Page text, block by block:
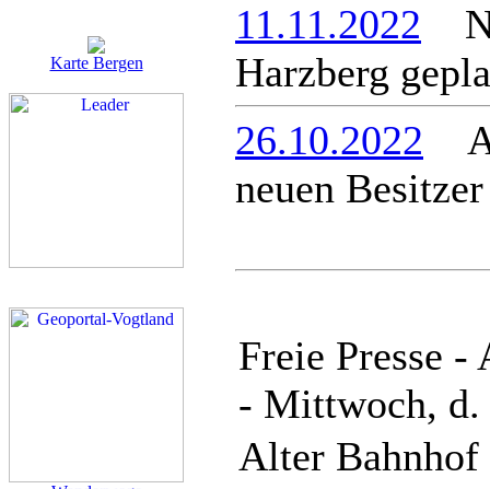
Karte Bergen
11.11.2022
Harzberg
26.10.2022
neuen Besitzer
Freie Presse -
- Mittwoch, d.
Alter Bahnhof